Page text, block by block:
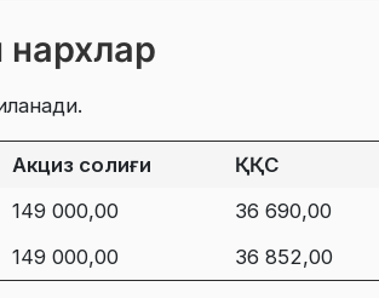
Акциз солиғи ҚҚС
149 000,00 36 690,00
149 000,00 36 852,00